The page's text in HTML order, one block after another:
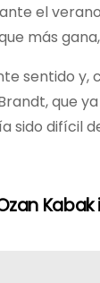
el
más
sentido y,
que
sido difícil
Kabak